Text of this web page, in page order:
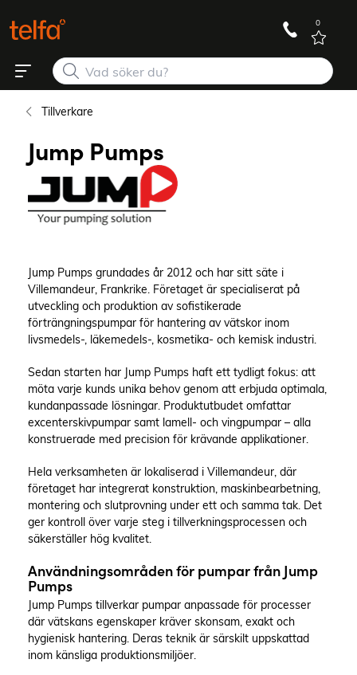
0
Tillverkare
Jump Pumps
Jump Pumps grundades år 2012 och har sitt säte i
Villemandeur, Frankrike. Företaget är specialiserat på
utveckling och produktion av sofistikerade
förträngningspumpar för hantering av vätskor inom
livsmedels-, läkemedels-, kosmetika- och kemisk industri.
Sedan starten har Jump Pumps haft ett tydligt fokus: att
möta varje kunds unika behov genom att erbjuda optimala,
kundanpassade lösningar. Produktutbudet omfattar
excenterskivpumpar samt lamell- och vingpumpar – alla
konstruerade med precision för krävande applikationer.
Hela verksamheten är lokaliserad i Villemandeur, där
företaget har integrerat konstruktion, maskinbearbetning,
montering och slutprovning under ett och samma tak. Det
ger kontroll över varje steg i tillverkningsprocessen och
säkerställer hög kvalitet.
Användningsområden för pumpar från Jump
Pumps
Jump Pumps tillverkar pumpar anpassade för processer
där vätskans egenskaper kräver skonsam, exakt och
hygienisk hantering. Deras teknik är särskilt uppskattad
inom känsliga produktionsmiljöer.